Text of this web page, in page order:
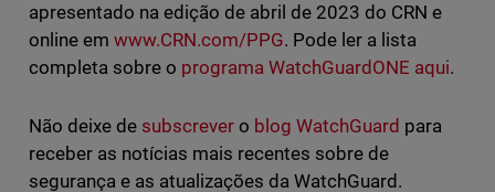
apresentado na edição de abril de 2023 do CRN e
online em www.CRN.com/PPG. Pode ler a lista
completa sobre o programa WatchGuardONE aqui.
Não deixe desubscrevero blog WatchGuard para
receber as notícias mais recentes sobre de
segurança e as atualizações da WatchGuard.